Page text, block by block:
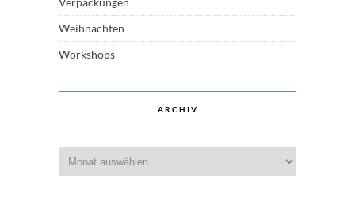
Weihnachten
Workshops
ARCHIV